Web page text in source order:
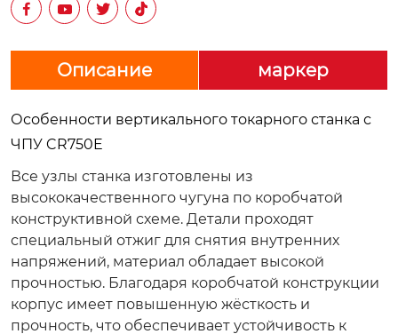
   
Описание маркер
Особенности вертикального токарного станка с
ЧПУ CR750E
Все узлы станка изготовлены из
высококачественного чугуна по коробчатой
конструктивной схеме. Детали проходят
специальный отжиг для снятия внутренних
напряжений, материал обладает высокой
прочностью. Благодаря коробчатой конструкции
корпус имеет повышенную жёсткость и
прочность, что обеспечивает устойчивость к